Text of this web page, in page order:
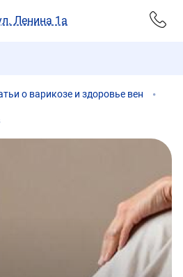
Ленина 1а
о варикозе и здоровье вен